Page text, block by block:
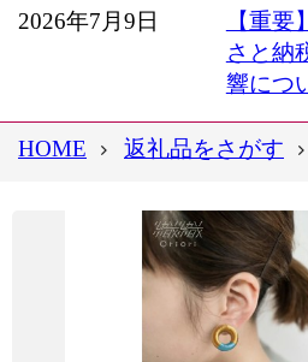
2026年7月9日
【重
さと納
響につ
HOME 返礼品をさがす